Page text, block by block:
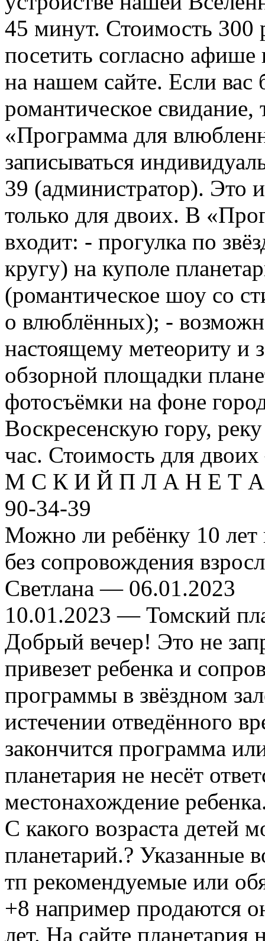
45 минут. Стоимость
посетить согласно
на нашем сайте. Если вас
романтическое свидание,
«Программа для
записываться
39 (администратор). Это
только для двоих. В
входит: - прогулка по
кругу) на куполе
(романтическое шоу со
о влюблённых); -
настоящему метеориту и
обзорной площадки
фотосъёмки на фоне
Воскресенскую гору,
час. Стоимость для
М С К И Й П Л А Н Е Т А
90-34-39
Можно ли ребёнку 10 лет
без сопровождения
Светлана — 06.01.2023
10.01.2023 — Томский
Добрый вечер! Это не
привезет ребенка и
программы в звёздном
истечении отведённого
закончится программа
планетария не несёт
местонахождение
С какого возраста детей
планетарий.? Указанные
тп рекомендуемые или
+8 например продаются
лет. На сайте планетария